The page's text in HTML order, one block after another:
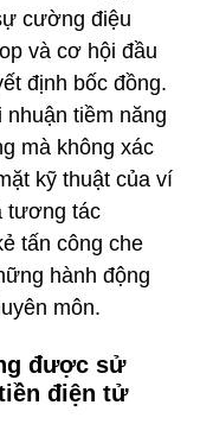
cường điệu
và cơ hội đầu
định bốc đồng.
tiềm năng
mà không xác
kỹ thuật của ví
tương tác
tấn công che
hành động
môn.
được sử
điện tử